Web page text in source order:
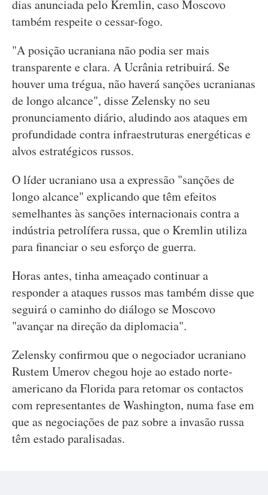
dias anunciada pelo Kremlin, caso Moscovo
também respeite o cessar-fogo.
"A posição ucraniana não podia ser mais
transparente e clara. A Ucrânia retribuirá. Se
houver uma trégua, não haverá sanções ucranianas
de longo alcance", disse Zelensky no seu
pronunciamento diário, aludindo aos ataques em
profundidade contra infraestruturas energéticas e
alvos estratégicos russos.
O líder ucraniano usa a expressão "sanções de
longo alcance" explicando que têm efeitos
semelhantes às sanções internacionais contra a
indústria petrolífera russa, que o Kremlin utiliza
para financiar o seu esforço de guerra.
Horas antes, tinha ameaçado continuar a
responder a ataques russos mas também disse que
seguirá o caminho do diálogo se Moscovo
"avançar na direção da diplomacia".
Zelensky confirmou que o negociador ucraniano
Rustem Umerov chegou hoje ao estado norte-
americano da Florida para retomar os contactos
com representantes de Washington, numa fase em
que as negociações de paz sobre a invasão russa
têm estado paralisadas.